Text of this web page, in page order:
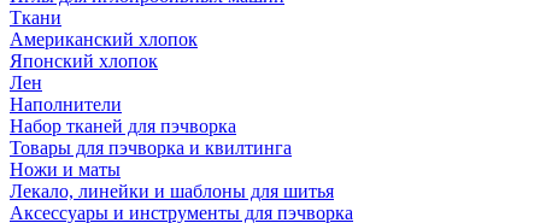
Ткани
Американский хлопок
Японский хлопок
Лен
Наполнители
Набор тканей для пэчворка
Товары для пэчворка и квилтинга
Ножи и маты
Лекало, линейки и шаблоны для шитья
Аксессуары и инструменты для пэчворка